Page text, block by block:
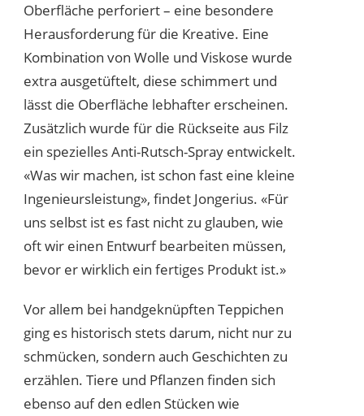
Oberfläche perforiert – eine besondere
Herausforderung für die Kreative. Eine
Kombination von Wolle und Viskose wurde
extra ausgetüftelt, diese schimmert und
lässt die Oberfläche lebhafter erscheinen.
Zusätzlich wurde für die Rückseite aus Filz
ein spezielles Anti-Rutsch-Spray entwickelt.
«Was wir machen, ist schon fast eine kleine
Ingenieursleistung», findet Jongerius. «Für
uns selbst ist es fast nicht zu glauben, wie
oft wir einen Entwurf bearbeiten müssen,
bevor er wirklich ein fertiges Produkt ist.»
Vor allem bei handgeknüpften Teppichen
ging es historisch stets darum, nicht nur zu
schmücken, sondern auch Geschichten zu
erzählen. Tiere und Pflanzen finden sich
ebenso auf den edlen Stücken wie